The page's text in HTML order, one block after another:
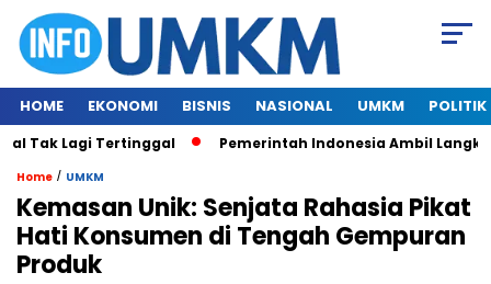
HOME EKONOMI BISNIS NASIONAL UMKM POLITIK
Lagi Tertinggal Pemerintah Indonesia Ambil Langkah
Home / UMKM
Kemasan Unik: Senjata Rahasia Pikat
Hati Konsumen di Tengah Gempuran
Produk